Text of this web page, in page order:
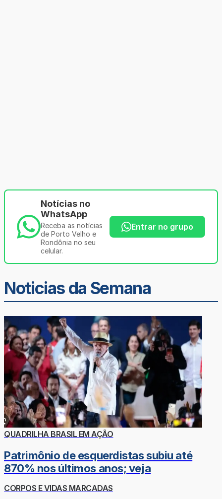
Notícias no
WhatsApp
Receba as notícias
de Porto Velho e
Rondônia no seu
celular.
Entrar no grupo
Noticias da Semana
QUADRILHA BRASIL EM AÇÃO
Patrimônio de esquerdistas subiu até
870% nos últimos anos; veja
CORPOS E VIDAS MARCADAS